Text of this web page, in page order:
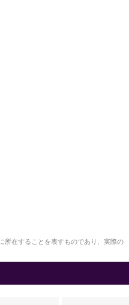
在することを表すものであり、実際の